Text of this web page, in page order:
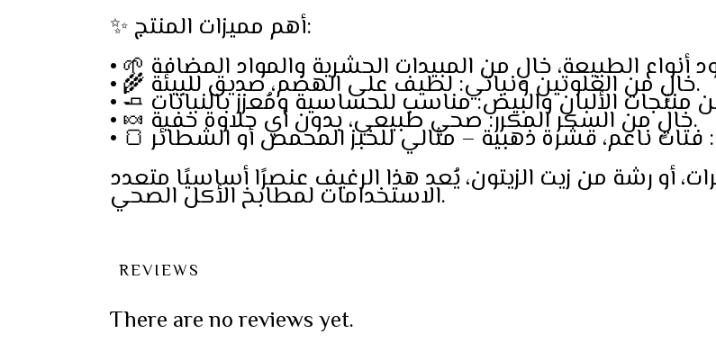
✨ أهم مميزات المنتج:
• 🌾 خالٍ من الغلوتين ونباتي: لطيف على الهضم، صديق للبيئة.
• 🍬 خالٍ من السكر المكرر: صحي طبيعي، بدون أي حلاوة خفية.
أو رشة من زيت الزيتون، يُعد هذا الرغيف عنصرًا أساسيًا متعدد
الاستخدامات لمطابخ الأكل الصحي.
REVIEWS
There are no reviews yet.